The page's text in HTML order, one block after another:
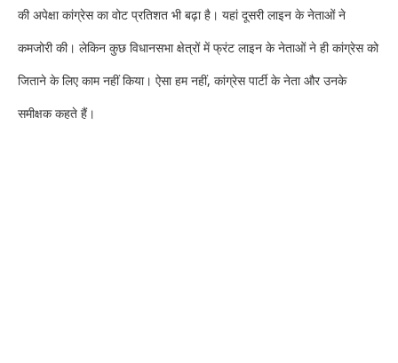
की अपेक्षा कांग्रेस का वोट प्रतिशत भी बढ़ा है। यहां दूसरी लाइन के नेताओं ने
कमजोरी की। लेकिन कुछ विधानसभा क्षेत्रों में फ्रंट लाइन के नेताओं ने ही कांग्रेस को
जिताने के लिए काम नहीं किया। ऐसा हम नहीं, कांग्रेस पार्टी के नेता और उनके
समीक्षक कहते हैं।